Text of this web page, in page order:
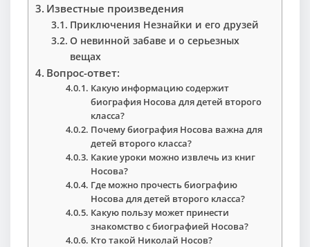
Известные произведения
Приключения Незнайки и его друзей
О невинной забаве и о серьезных
вещах
Вопрос-ответ:
Какую информацию содержит
биография Носова для детей второго
класса?
Почему биография Носова важна для
детей второго класса?
Какие уроки можно извлечь из книг
Носова?
Где можно прочесть биографию
Носова для детей второго класса?
Какую пользу может принести
знакомство с биографией Носова?
Кто такой Николай Носов?